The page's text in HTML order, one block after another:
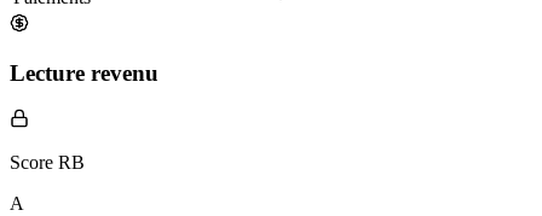
Lecture revenu
Score RB
A